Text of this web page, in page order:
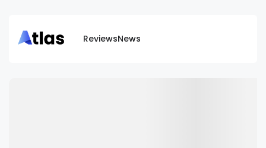
ReviewsNews